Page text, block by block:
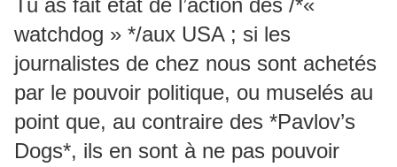
Tu as fait état de l’action des /*«
watchdog » */aux USA ; si les
journalistes de chez nous sont achetés
par le pouvoir politique, ou muselés au
point que, au contraire des *Pavlov’s
Dogs*, ils en sont à ne pas pouvoir